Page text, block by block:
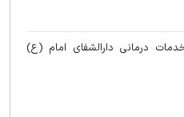
از خدمات درمانی دارالشفای امام (ع)